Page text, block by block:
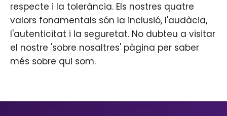
respecte i la tolerància. Els nostres quatre
valors fonamentals són la inclusió, l'audàcia,
l'autenticitat i la seguretat. No dubteu a visitar
el nostre 'sobre nosaltres' pàgina per saber
més sobre qui som.